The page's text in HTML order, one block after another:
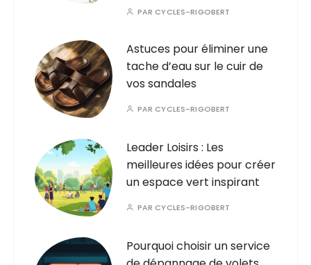
PAR CYCLES-RIGOBERT
Astuces pour éliminer une
tache d’eau sur le cuir de
vos sandales
PAR CYCLES-RIGOBERT
Leader Loisirs : Les
meilleures idées pour créer
un espace vert inspirant
PAR CYCLES-RIGOBERT
Pourquoi choisir un service